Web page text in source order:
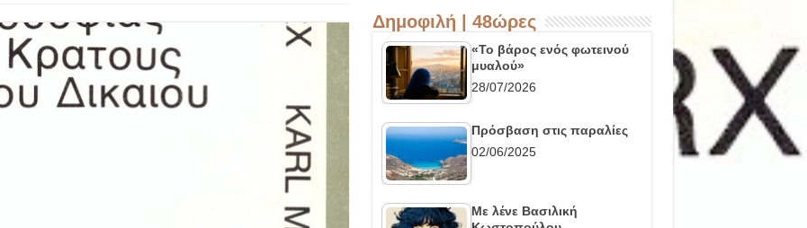
Δημοφιλή | 48ώρες
«Το βάρος ενός φωτεινού
μυαλού»
28/07/2026
Πρόσβαση στις παραλίες
02/06/2025
Με λένε Βασιλική